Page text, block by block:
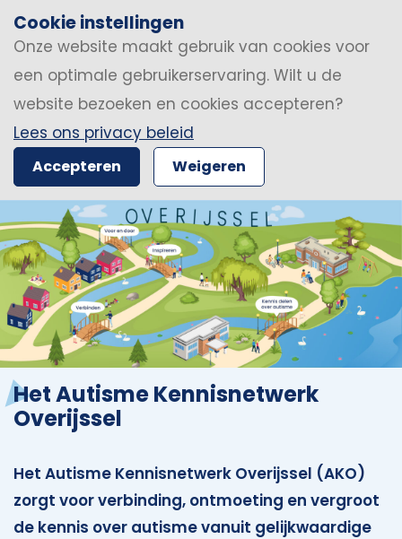
Cookie instellingen
Onze website maakt gebruik van cookies voor
een optimale gebruikerservaring. Wilt u de
website bezoeken en cookies accepteren?
Lees ons privacy beleid
Accepteren Weigeren
Het Autisme Kennisnetwerk
Overijssel
Het Autisme Kennisnetwerk Overijssel (AKO)
zorgt voor verbinding, ontmoeting en vergroot
de kennis over autisme vanuit gelijkwaardige